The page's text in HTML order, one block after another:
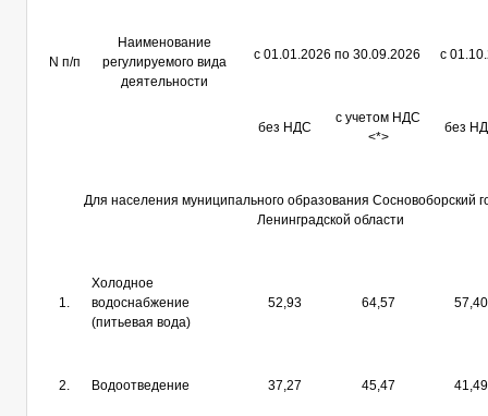
N п/п
Наименование
регулируемого вида
деятельности
с 01.01.2026 по 30.09.2026 с
без НДС
с учетом НДС
<*>
без
Для населения муниципального образования Сосновоборский
Ленинградской области
1.
Холодное
водоснабжение
(питьевая вода)
52,93 64,57 57,40
2. Водоотведение 37,27 45,47 41,49